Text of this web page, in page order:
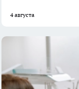
4 августа